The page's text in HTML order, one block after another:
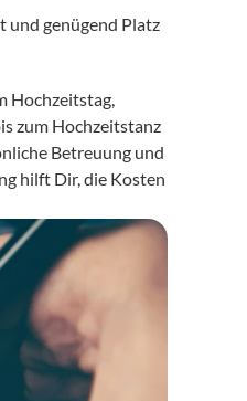
und genügend Platz
Hochzeitstag,
zum Hochzeitstanz
Betreuung und
hilft Dir, die Kosten